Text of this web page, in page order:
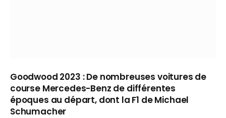
Goodwood 2023 : De nombreuses voitures de
course Mercedes-Benz de différentes
époques au départ, dont la F1 de Michael
Schumacher